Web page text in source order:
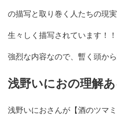
の描写と取り巻く人たちの現
生々しく描写されています！！
強烈な内容なので、 暫く頭か
浅野いにおの理解
浅野いにおさんが【酒のツマ